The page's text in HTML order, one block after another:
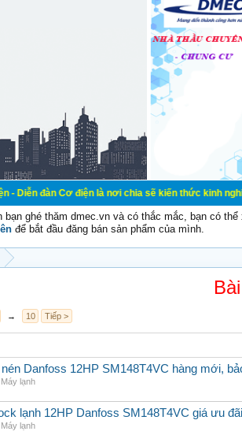
Cơ điện là nơi chia sẽ kiến thức kinh nghiệm
bạn ghé thăm dmec.vn và có thắc mắc, bạn có
để bắt đầu đăng bán sản phẩm của mình.
→ 10 Tiếp >
Danfoss 12HP SM148T4VC hàng mới,
Máy lạnh
lạnh 12HP Danfoss SM148T4VC giá ưu
Máy lạnh